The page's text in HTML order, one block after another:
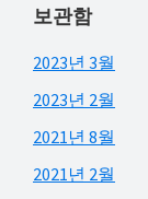
보관함
2023년 3월
2023년 2월
2021년 8월
2021년 2월